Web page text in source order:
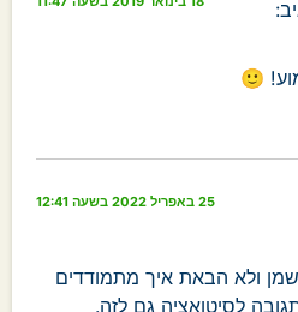
🙂
25 באפריל 2022 בשעה 12:41
ולא הבאת איך מתמודדים
לסיטואציה גם לזה.